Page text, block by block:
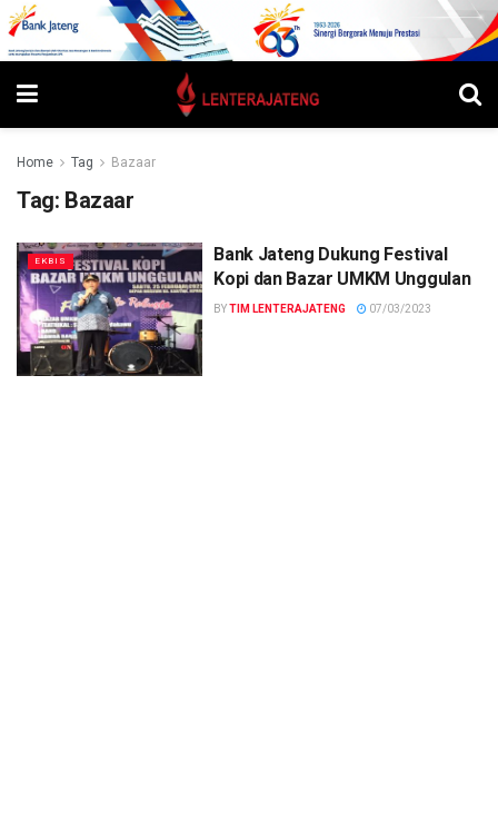
Home Tag Bazaar
Tag: Bazaar
EKBIS
Bank Jateng Dukung Festival
Kopi dan Bazar UMKM Unggulan
BYTIM LENTERAJATENG 07/03/2023